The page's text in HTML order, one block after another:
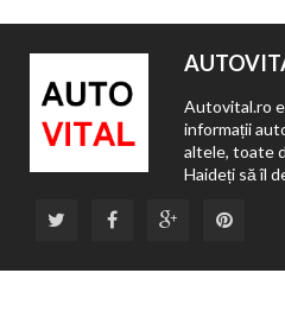
Autovital.ro
informații
altele, toate
Haideți să îl